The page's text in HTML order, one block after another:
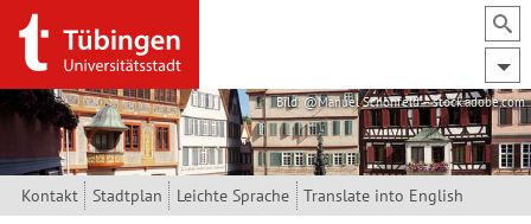
Direkt zum Inhalt
Bild: @Manuel Schönfeld – stock.adobe.com
Kontakt Stadtplan Leichte Sprache Translate into English